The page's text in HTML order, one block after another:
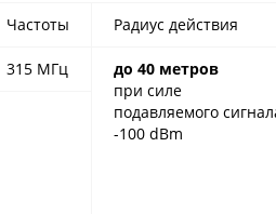
Частоты Радиус действия
315 МГц
до 40 метров
при силе
подавляемого
-100 dBm